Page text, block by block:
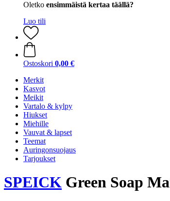
Oletko ensimmäistä kertaa täällä?
Luo tili
Ostoskori 0,00 €
Merkit
Kasvot
Meikit
Vartalo & kylpy
Hiukset
Miehille
Vauvat & lapset
Teemat
Auringonsuojaus
Tarjoukset
SPEICK Green Soap